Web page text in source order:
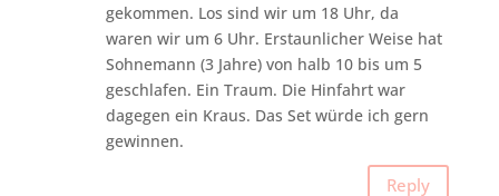
gekommen. Los sind wir um 18 Uhr, da
waren wir um 6 Uhr. Erstaunlicher Weise hat
Sohnemann (3 Jahre) von halb 10 bis um 5
geschlafen. Ein Traum. Die Hinfahrt war
dagegen ein Kraus. Das Set würde ich gern
gewinnen.
Reply